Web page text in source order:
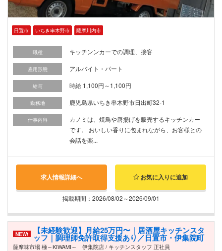
日置市 いちき串木野市 薩摩川内市
職種 キッチンンカーでの調理、接客
雇用形態 アルバイト・パート
給与 時給 1,100円～1,100円
勤務地 鹿児島県いちき串木野市日出町32-1
仕事内容
カノミは、焼鳥や唐揚げを販売するキッチンカー
です。 おいしい香りに包まれながら、お客様との
会話を楽...
求人情報詳細へ お気に入りに追加
掲載期間：2026/08/02～2026/09/01
NEW! 【未経験歓迎】月給25万円〜｜居酒屋キッチンスタ
ッフ｜調理師免許取得支援あり／日置市・伊集院町
薩摩味市場 極～KIWAMI～ 伊集院店 / キッチンスタッフ 正社員